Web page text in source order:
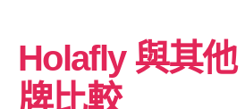
Holafly 與其他
牌比較